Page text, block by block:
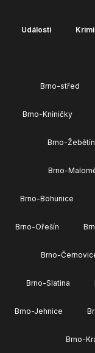
Události Krimi
Brno-střed
Brno-Kníničky
Brno-Žebětín
Brno-
Brno-Bohunice
Brno-Ořešín
Brno-
Brno-Slatina
Brno-Jehnice
Brno-